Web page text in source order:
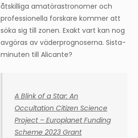
åtskilliga amatörastronomer och
professionella forskare kommer att
söka sig till zonen. Exakt vart kan nog
avgöras av väderprognoserna. Sista-
minuten till Alicante?
A Blink of a Star: An
Occultation Citizen Science
Project – Europlanet Funding
Scheme 2023 Grant